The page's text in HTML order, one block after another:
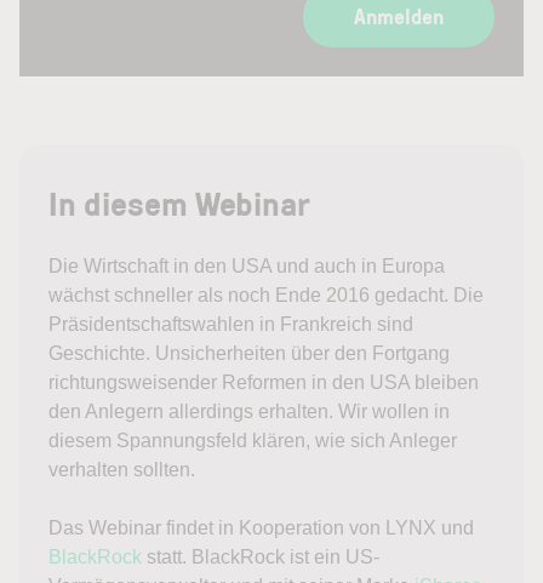
Anmelden
In diesem Webinar
Die Wirtschaft in den USA und auch in Europa
wächst schneller als noch Ende 2016 gedacht. Die
Präsidentschaftswahlen in Frankreich sind
Geschichte. Unsicherheiten über den Fortgang
richtungsweisender Reformen in den USA bleiben
den Anlegern allerdings erhalten. Wir wollen in
diesem Spannungsfeld klären, wie sich Anleger
verhalten sollten.
Das Webinar findet in Kooperation von LYNX und
BlackRock statt. BlackRock ist ein US-